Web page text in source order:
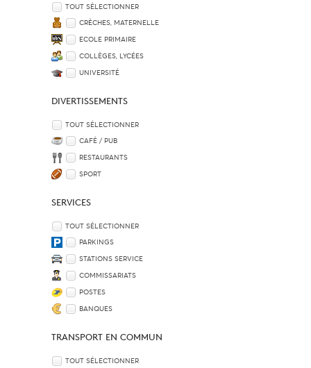
TOUT SÉLECTIONNER
CRÈCHES, MATERNELLE
ECOLE PRIMAIRE
COLLÈGES, LYCÉES
UNIVERSITÉ
DIVERTISSEMENTS
TOUT SÉLECTIONNER
CAFÉ / PUB
RESTAURANTS
SPORT
SERVICES
TOUT SÉLECTIONNER
PARKINGS
STATIONS SERVICE
COMMISSARIATS
POSTES
BANQUES
TRANSPORT EN COMMUN
TOUT SÉLECTIONNER